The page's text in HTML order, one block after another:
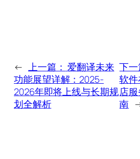
← 上一篇： 爱翻译未来
功能展望详解：2025-
2026年即将上线与长期规
划全解析
下一
软
店
南